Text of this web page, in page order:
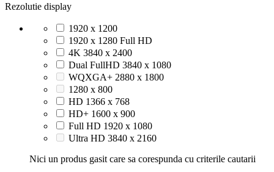
Rezolutie display
1920 x 1200
1920 x 1280 Full HD
4K 3840 x 2400
Dual FullHD 3840 x 1080
WQXGA+ 2880 x 1800
1280 x 800
HD 1366 x 768
HD+ 1600 x 900
Full HD 1920 x 1080
Ultra HD 3840 x 2160
Nici un produs gasit care sa corespunda cu criterile cautarii